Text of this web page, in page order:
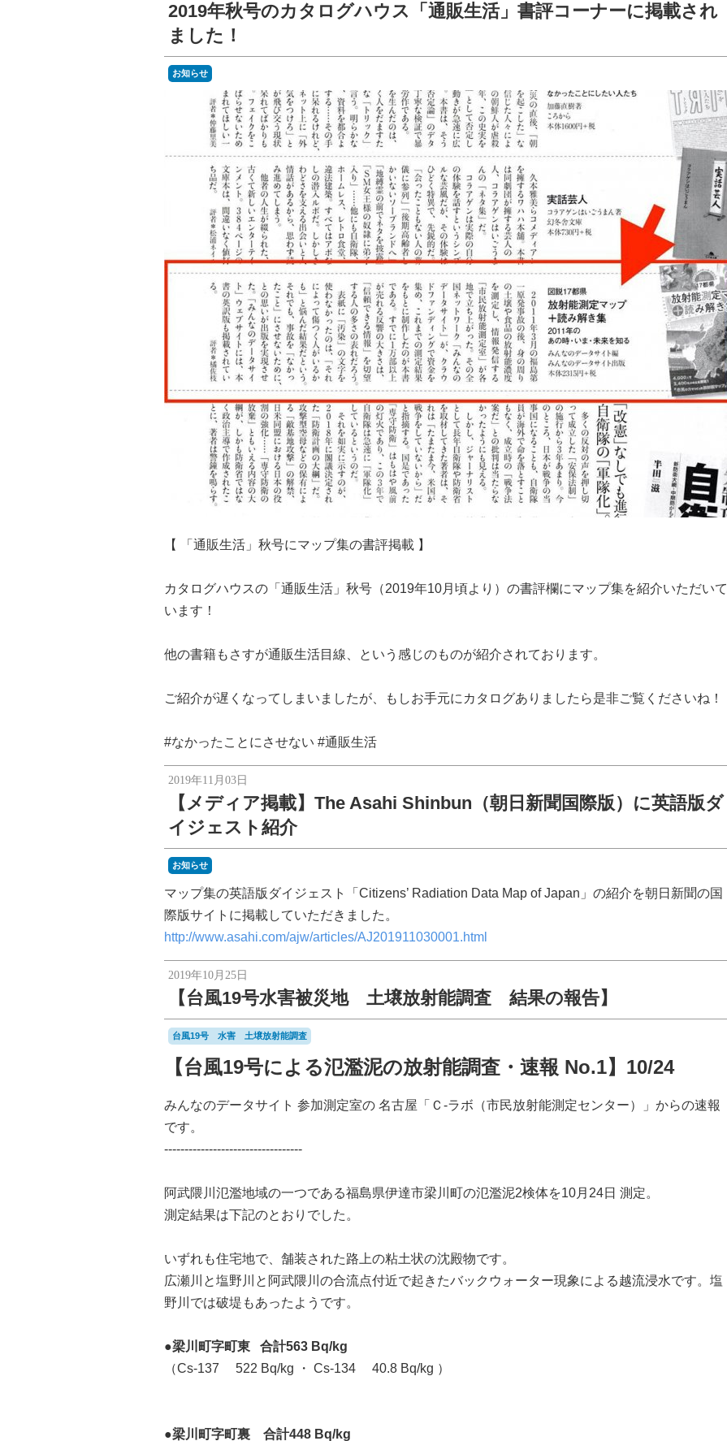
2019年秋号のカタログハウス「通販生活」書評コーナーに掲載され
ました！
お知らせ
【 「通販生活」秋号にマップ集の書評掲載 】
カタログハウスの「通販生活」秋号（2019年10月頃より）の書評欄にマップ集を紹介いただいて
います！
他の書籍もさすが通販生活目線、という感じのものが紹介されております。
ご紹介が遅くなってしまいましたが、もしお手元にカタログありましたら是非ご覧くださいね！
#なかったことにさせない #通販生活
2019年11月03日
【メディア掲載】The Asahi Shinbun（朝日新聞国際版）に英語版ダ
イジェスト紹介
お知らせ
マップ集の英語版ダイジェスト「Citizens’ Radiation Data Map of Japan」の紹介を朝日新聞の国
際版サイトに掲載していただきました。
http://www.asahi.com/ajw/articles/AJ201911030001.html
2019年10月25日
【台風19号水害被災地 土壌放射能調査 結果の報告】
台風19号 水害 土壌放射能調査
【台風19号による氾濫泥の放射能調査・速報 No.1】10/24
みんなのデータサイト 参加測定室の 名古屋「Ｃ-ラボ（市民放射能測定センター）」からの速報
です。
----------------------------------
阿武隈川氾濫地域の一つである福島県伊達市梁川町の氾濫泥2検体を10月24日 測定。
測定結果は下記のとおりでした。
いずれも住宅地で、舗装された路上の粘土状の沈殿物です。
広瀬川と塩野川と阿武隈川の合流点付近で起きたバックウォーター現象による越流浸水です。塩
野川では破堤もあったようです。
●梁川町字町東 合計563 Bq/kg
（Cs-137 522 Bq/kg ・ Cs-134 40.8 Bq/kg ）
●梁川町字町裏 合計448 Bq/kg